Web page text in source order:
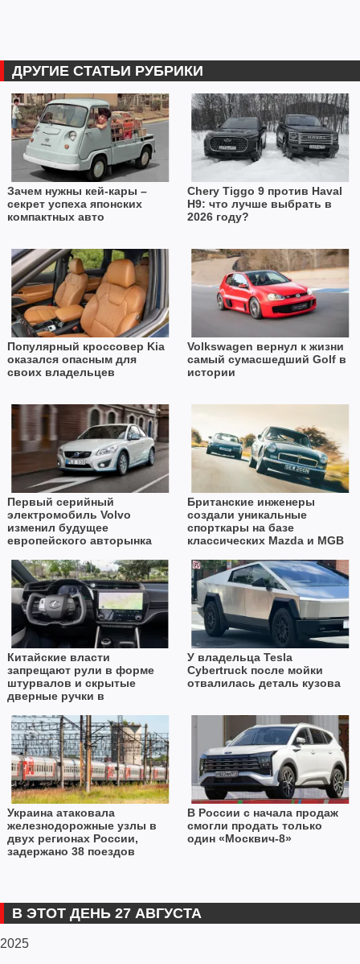
ДРУГИЕ СТАТЬИ РУБРИКИ
Зачем нужны кей-кары –
секрет успеха японских
компактных авто
Chery Tiggo 9 против Haval
H9: что лучше выбрать в
2026 году?
Популярный кроссовер Kia
оказался опасным для
своих владельцев
Volkswagen вернул к жизни
самый сумасшедший Golf в
истории
Первый серийный
электромобиль Volvo
изменил будущее
европейского авторынка
Британские инженеры
создали уникальные
спорткары на базе
классических Mazda и MGB
Китайские власти
запрещают рули в форме
штурвалов и скрытые
дверные ручки в
У владельца Tesla
Cybertruck после мойки
отвалилась деталь кузова
Украина атаковала
железнодорожные узлы в
двух регионах России,
задержано 38 поездов
В России с начала продаж
смогли продать только
один «Москвич-8»
В ЭТОТ ДЕНЬ 27 АВГУСТА
2025